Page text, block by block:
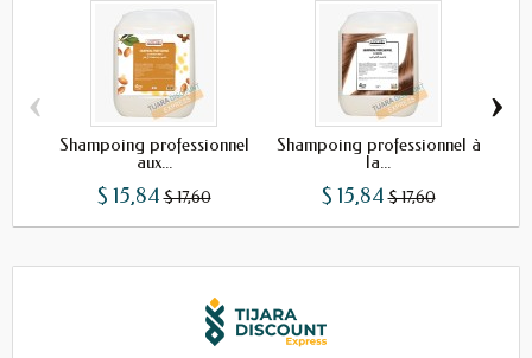
Shampoing professionnel
aux...
$ 15,84 $ 17,60
Shampoing professionnel à
la...
$ 15,84 $ 17,60
‹ ›